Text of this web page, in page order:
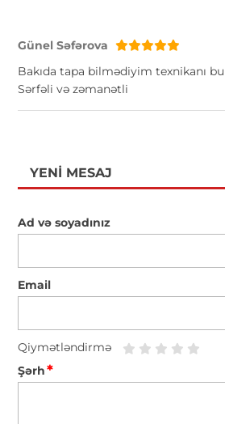
Günel Səfərova
Bakıda tapa bilmədiyim texnikanı
Sərfəli və zəmanətli
YENI MESAJ
Ad və soyadınız
Email
Qiymətləndirmə
Şərh*